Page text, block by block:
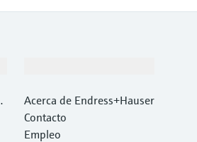
Acerca de Endress+Hauser
Contacto
Empleo